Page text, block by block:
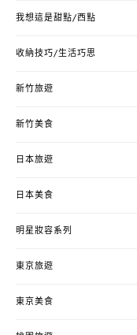
我想這是甜點/西點
收納技巧/生活巧思
新竹旅遊
新竹美食
日本旅遊
日本美食
明星妝容系列
東京旅遊
東京美食